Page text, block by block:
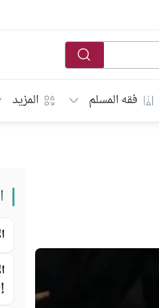
فقه المسلم المزيد